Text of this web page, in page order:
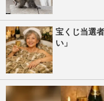
宝くじ当選
い」